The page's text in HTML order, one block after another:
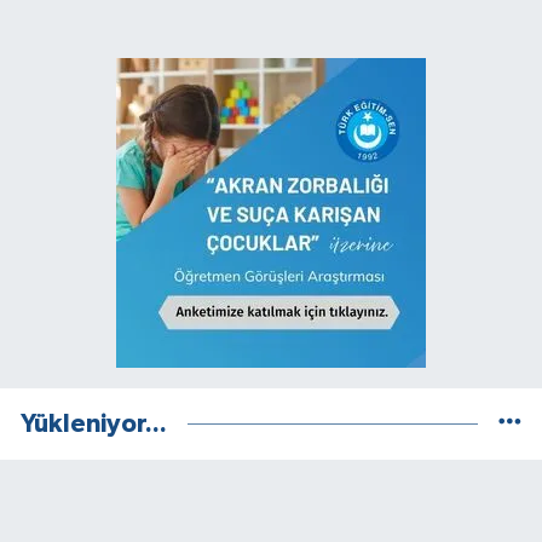
Yükleniyor...